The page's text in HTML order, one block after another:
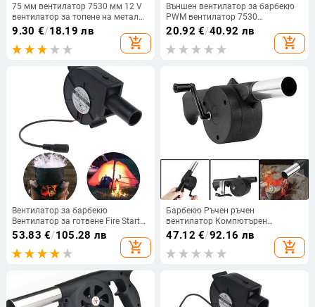
75 мм вентилатор 7530 мм 12 V
вентилатор за топене на метал
Вентилатор за барбекю 27 мм
въздуховод за Green EGG J6PC
9.30 €/18.19 лв
add_shopping_cart
Външен вентилатор за барбекю
PWM вентилатор 7530
75x75x30mm 12V 1.5A 2500R
въздушен поток с 27mm
въздушна тръба за Green Egg
20.92 €/40.92 лв
add_shopping_cart
Вентилатор за барбекю
Вентилатор за готвене Fire Starter
110V 220V Адаптер за
регулируема скорост Печка на
дърва Вентилатори с голям обем
53.83 €/105.28 лв
add_shopping_cart
Барбекю Ръчен ръчен
вентилатор Компютърен
почистващ препарат
Електрически вентилатор за
въздух Издухване на прах
Въздушен вентилатор Dropship
47.12 €/92.16 лв
add_shopping_cart